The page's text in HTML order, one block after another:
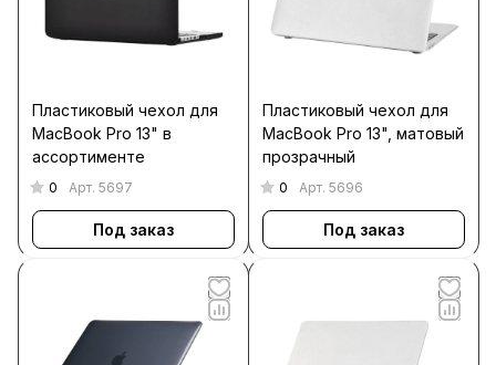
Пластиковый чехол для
MacBook Pro 13" в
ассортименте
0 Арт. 5697
Под заказ
Пластиковый чехол для
MacBook Pro 13", матовый
прозрачный
0 Арт. 5696
Под заказ